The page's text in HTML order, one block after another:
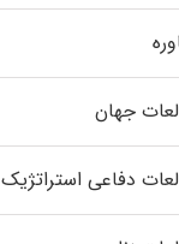
جهان
دفاعی استراتژیک